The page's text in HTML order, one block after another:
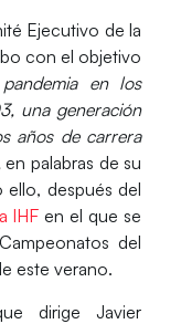
Ejecutivo de la
con el objetivo
en los
una generación
años de carrera
en palabras de su
ello, después del
IHF en el que se
del
este verano.
dirigeJavier